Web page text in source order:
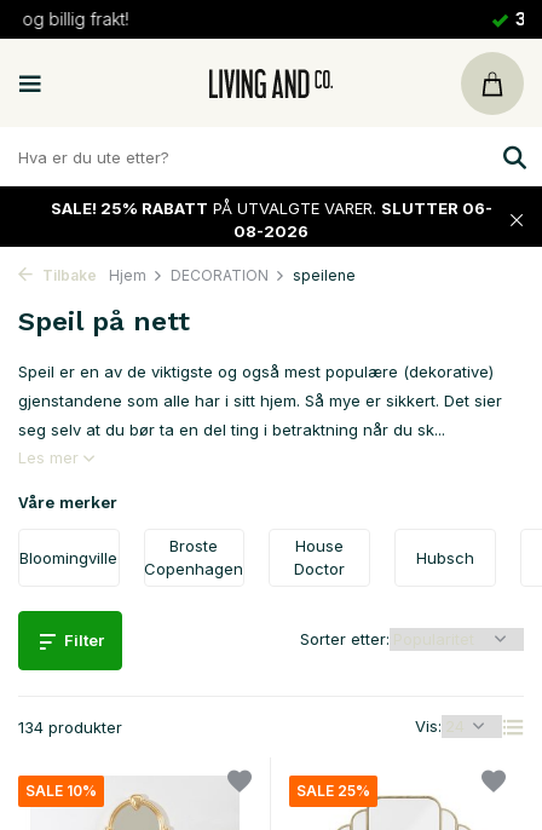
SALE! 25% RABATT PÅ UTVALGTE VARER. SLUTTER 06-
08-2026
Tilbake Hjem DECORATION speilene
Speil på nett
Speil er en av de viktigste og også mest populære (dekorative)
gjenstandene som alle har i sitt hjem. Så mye er sikkert. Det sier
seg selv at du bør ta en del ting i betraktning når du sk...
Les mer
Våre merker
Bloomingville
Broste
Copenhagen
House
Doctor
Hubsch
Filter
134 produkter Vis:
Sorter etter:
SALE 10% SALE 25%